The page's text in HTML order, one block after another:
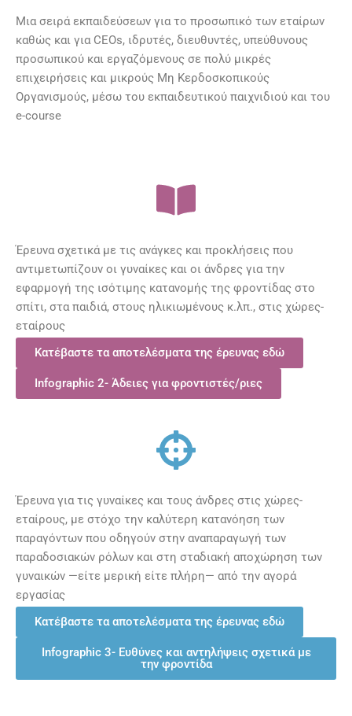
Μια σειρά εκπαιδεύσεων για το προσωπικό των εταίρων
καθώς και για CEOs, ιδρυτές, διευθυντές, υπεύθυνους
προσωπικού και εργαζόμενους σε πολύ μικρές
επιχειρήσεις και μικρούς Μη Κερδοσκοπικούς
Οργανισμούς, μέσω του εκπαιδευτικού παιχνιδιού και του
e-course
Έρευνα σχετικά με τις ανάγκες και προκλήσεις που
αντιμετωπίζουν οι γυναίκες και οι άνδρες για την
εφαρμογή της ισότιμης κατανομής της φροντίδας στο
σπίτι, στα παιδιά, στους ηλικιωμένους κ.λπ., στις χώρες-
εταίρους
Κατέβαστε τα αποτελέσματα της έρευνας εδώ
Infographic 2- Άδειες για φροντιστές/ριες
Έρευνα για τις γυναίκες και τους άνδρες στις χώρες-
εταίρους, με στόχο την καλύτερη κατανόηση των
παραγόντων που οδηγούν στην αναπαραγωγή των
παραδοσιακών ρόλων και στη σταδιακή αποχώρηση των
γυναικών —είτε μερική είτε πλήρη— από την αγορά
εργασίας
Κατέβαστε τα αποτελέσματα της έρευνας εδώ
Infographic 3- Ευθύνες και αντηλήψεις σχετικά με
την φροντίδα